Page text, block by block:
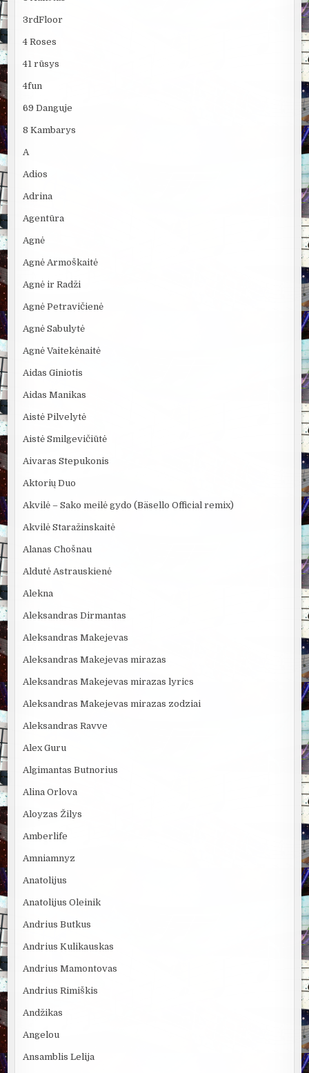
3rdFloor
4 Roses
41 rūsys
4fun
69 Danguje
8 Kambarys
A
Adios
Adrina
Agentūra
Agnė
Agnė Armoškaitė
Agnė ir Radži
Agnė Petravičienė
Agnė Sabulytė
Agnė Vaitekėnaitė
Aidas Giniotis
Aidas Manikas
Aistė Pilvelytė
Aistė Smilgevičiūtė
Aivaras Stepukonis
Aktorių Duo
Akvilė – Sako meilė gydo (Bäsello Official remix)
Akvilė Staražinskaitė
Alanas Chošnau
Aldutė Astrauskienė
Alekna
Aleksandras Dirmantas
Aleksandras Makejevas
Aleksandras Makejevas mirazas
Aleksandras Makejevas mirazas lyrics
Aleksandras Makejevas mirazas zodziai
Aleksandras Ravve
Alex Guru
Algimantas Butnorius
Alina Orlova
Aloyzas Žilys
Amberlife
Amniamnyz
Anatolijus
Anatolijus Oleinik
Andrius Butkus
Andrius Kulikauskas
Andrius Mamontovas
Andrius Rimiškis
Andžikas
Angelou
Ansamblis Lelija